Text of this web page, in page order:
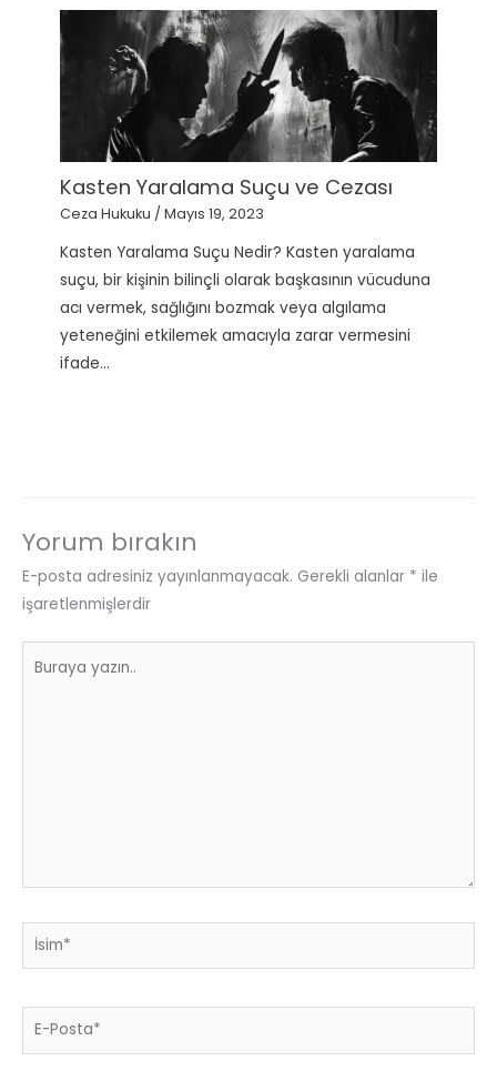
Kasten Yaralama Suçu ve Cezası
Ceza Hukuku /Mayıs 19, 2023
Kasten Yaralama Suçu Nedir? Kasten yaralama
suçu, bir kişinin bilinçli olarak başkasının vücuduna
acı vermek, sağlığını bozmak veya algılama
yeteneğini etkilemek amacıyla zarar vermesini
ifade…
Yorum bırakın
E-posta adresiniz yayınlanmayacak. Gerekli alanlar * ile
işaretlenmişlerdir
İsim*
E-